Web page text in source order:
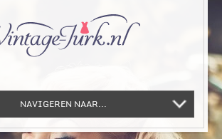
NAVIGEREN NAAR...